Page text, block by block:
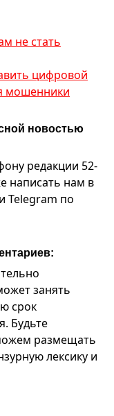
не стать
цифровой
мошенники
новостью
редакции 52-
написать нам в
Telegram по
занять
срок
Будьте
размещать
лексику и